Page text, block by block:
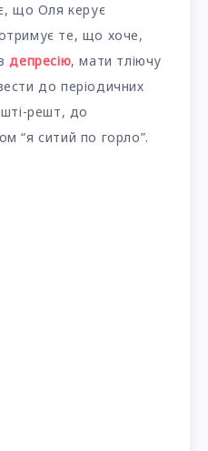
що Оля керує
те, що хоче,
депресію, мати тліючу
до періодичних
решт, до
“я ситий по горло”.